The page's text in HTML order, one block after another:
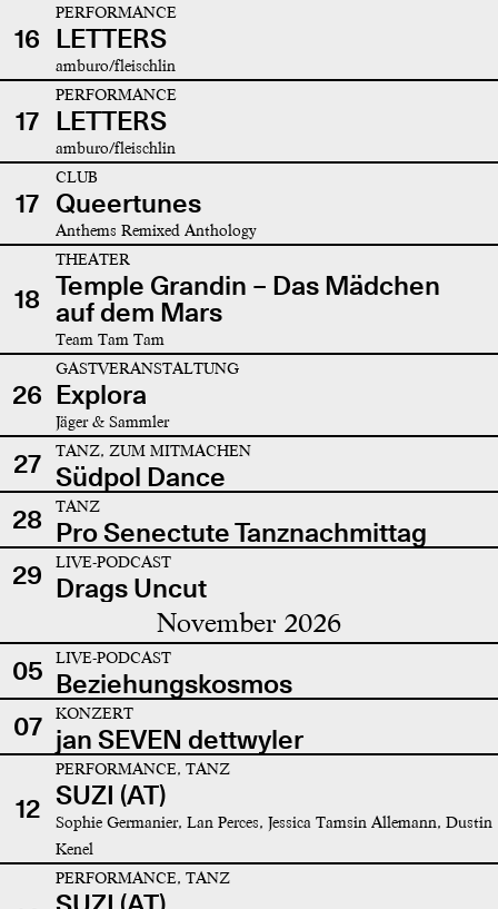
16
PERFORMANCE
LETTERS
amburo/fleischlin
17
PERFORMANCE
LETTERS
amburo/fleischlin
17
CLUB
Queertunes
Anthems Remixed Anthology
18
THEATER
Temple Grandin – Das Mädchen
auf dem Mars
Team Tam Tam
26
GASTVERANSTALTUNG
Explora
Jäger & Sammler
27 TANZ, ZUM MITMACHEN
Südpol Dance
28
TANZ
Pro Senectute Tanznachmittag
29
LIVE-PODCAST
Drags Uncut
November 2026
05 LIVE-PODCAST
Beziehungskosmos
07
KONZERT
jan SEVEN dettwyler
12
PERFORMANCE, TANZ
SUZI (AT)
Sophie Germanier, Lan Perces, Jessica Tamsin Allemann, Dustin
Kenel
PERFORMANCE, TANZ